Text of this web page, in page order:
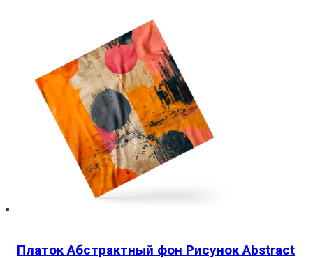
Платок Абстрактный фон Рисунок Abstract